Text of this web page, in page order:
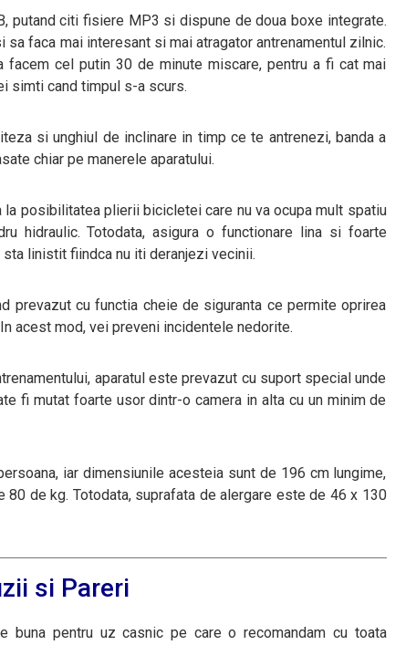
putand citi fisiere MP3 si dispune de doua boxe integrate.
faca mai interesant si mai atragator antrenamentul zilnic.
cel putin 30 de minute miscare, pentru a fi cat mai
simti cand timpul s-a scurs.
si unghiul de inclinare in timp ce te antrenezi, banda a
chiar pe manerele aparatului.
posibilitatea plierii bicicletei care nu va ocupa mult spatiu
hidraulic. Totodata, asigura o functionare lina si foarte
linistit fiindca nu iti deranjezi vecinii.
prevazut cu functia cheie de siguranta ce permite oprirea
acest mod, vei preveni incidentele nedorite.
aparatul este prevazut cu suport special unde
fi mutat foarte usor dintr-o camera in alta cu un minim de
iar dimensiunile acesteia sunt de 196 cm lungime,
de kg. Totodata, suprafata de alergare este de 46 x 130
si Pareri
buna pentru uz casnic pe care o recomandam cu toata